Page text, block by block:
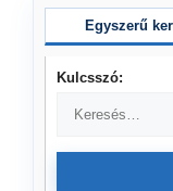
Egyszerű
Kulcsszó: